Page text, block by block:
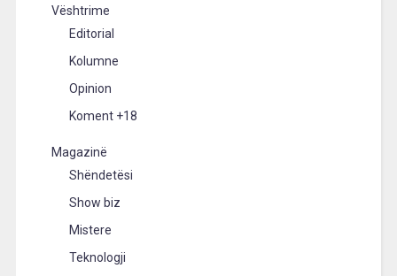
Vështrime
Editorial
Kolumne
Opinion
Koment +18
Magazinë
Shëndetësi
Show biz
Mistere
Teknologji